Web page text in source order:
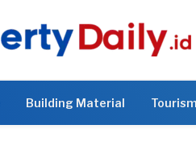
Building Material Tourism